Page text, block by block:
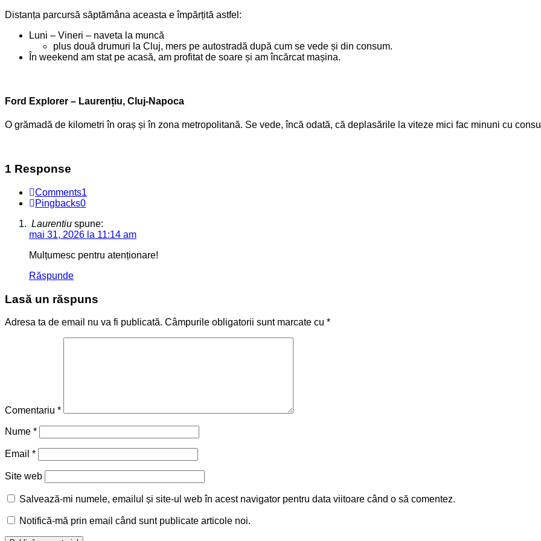
Distanța parcursă săptămâna aceasta e împărțită astfel:
Luni – Vineri – naveta la muncă
plus două drumuri la Cluj, mers pe autostradă după cum se vede și din consum.
În weekend am stat pe acasă, am profitat de soare și am încărcat mașina.
Ford Explorer – Laurențiu, Cluj-Napoca
O grămadă de kilometri în oraș și în zona metropolitană. Se vede, încă odată, că deplasările la viteze mici fac minuni cu
1 Response
Comments1
Pingbacks0
Laurentiu spune:
mai 31, 2026 la 11:14 am
Mulțumesc pentru atenționare!
Răspunde
Lasă un răspuns
Adresa ta de email nu va fi publicată. Câmpurile obligatorii sunt marcate cu *
Comentariu *
Nume *
Email *
Site web
Salvează-mi numele, emailul și site-ul web în acest navigator pentru data viitoare când o să comentez.
Notifică-mă prin email când sunt publicate articole noi.